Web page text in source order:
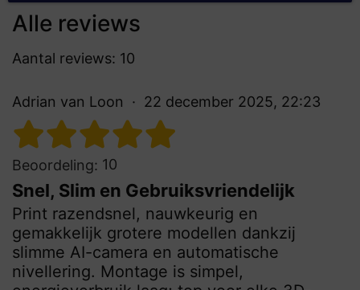
Alle reviews
Aantal reviews: 10
Adrian van Loon 22 december 2025, 22:23
Beoordeling: 10
Snel, Slim en Gebruiksvriendelijk
Print razendsnel, nauwkeurig en
gemakkelijk grotere modellen dankzij
slimme AI-camera en automatische
nivellering. Montage is simpel,